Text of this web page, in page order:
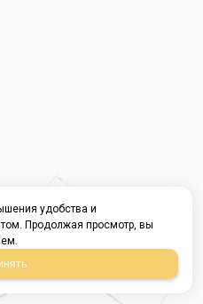
удобства и
Продолжая просмотр, вы